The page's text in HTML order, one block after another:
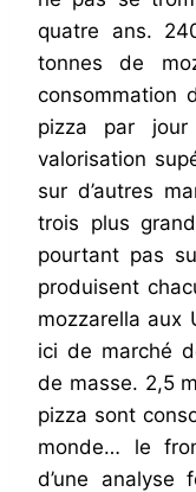
quatre ans.
tonnes de
consommation
pizza par
valorisation
sur d’autres
trois plus
pourtant pas
produisent
mozzarella aux
ici de marché
de masse. 2,5
pizza sont
monde… le
d’une analyse